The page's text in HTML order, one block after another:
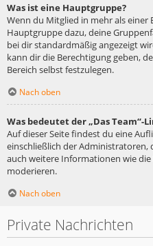
Was ist eine Hauptgruppe?
Wenn du Mitglied in mehr als
Hauptgruppe dazu, deine
bei dir standardmäßig angezeigt
kann dir die Berechtigung geben,
Bereich selbst festzulegen.
Nach oben
Was bedeutet der „Das Team“-
Auf dieser Seite findest du eine
einschließlich der
auch weitere Informationen wie die
moderieren.
Nach oben
Private Nachrichten